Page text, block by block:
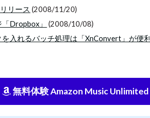
リース (2008/11/20)
Dropbox」
(2008/10/08)
入れるバッチ処理は「XnConvert」が便利
無料体験 Amazon Music Unlimited